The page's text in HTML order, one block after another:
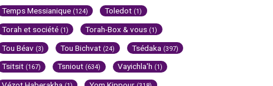
Temps Messianique (124) Toledot (1)
Torah et société (1) Torah-Box & vous (1)
Tou Béav (3) Tou Bichvat (24) Tsédaka (397)
Tsitsit (167) Tsniout (634) Vayichla'h (1)